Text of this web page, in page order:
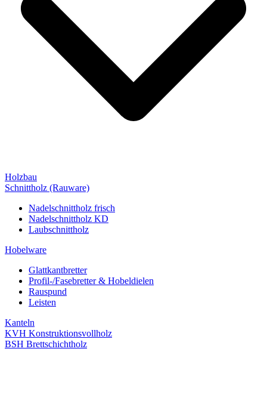
Holzbau
Schnittholz (Rauware)
Nadelschnittholz frisch
Nadelschnittholz KD
Laubschnittholz
Hobelware
Glattkantbretter
Profil-/Fasebretter & Hobeldielen
Rauspund
Leisten
Kanteln
KVH Konstruktionsvollholz
BSH Brettschichtholz